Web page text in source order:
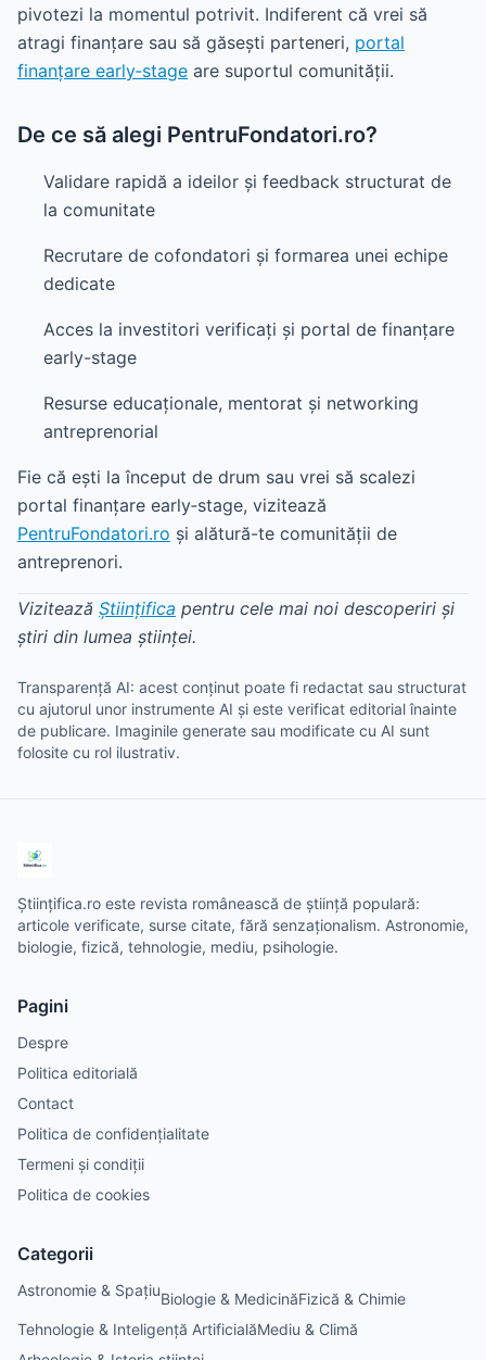
pivotezi la momentul potrivit. Indiferent că vrei să
atragi finanțare sau să găsești parteneri, portal
finanțare early‑stage are suportul comunității.
De ce să alegi PentruFondatori.ro?
Validare rapidă a ideilor și feedback structurat de
la comunitate
Recrutare de cofondatori și formarea unei echipe
dedicate
Acces la investitori verificați și portal de finanțare
early-stage
Resurse educaționale, mentorat și networking
antreprenorial
Fie că ești la început de drum sau vrei să scalezi
portal finanțare early‑stage, vizitează
PentruFondatori.ro și alătură-te comunității de
antreprenori.
Vizitează Științifica pentru cele mai noi descoperiri și
știri din lumea științei.
Transparență AI: acest conținut poate fi redactat sau structurat
cu ajutorul unor instrumente AI și este verificat editorial înainte
de publicare. Imaginile generate sau modificate cu AI sunt
folosite cu rol ilustrativ.
Științifica.ro este revista românească de știință populară:
articole verificate, surse citate, fără senzaționalism. Astronomie,
biologie, fizică, tehnologie, mediu, psihologie.
Pagini
Despre
Politica editorială
Contact
Politica de confidențialitate
Termeni și condiții
Politica de cookies
Categorii
Astronomie & SpațiuBiologie & MedicinăFizică & Chimie
Tehnologie & Inteligență ArtificialăMediu & Climă